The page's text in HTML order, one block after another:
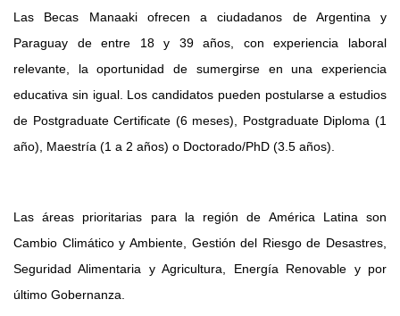
Las Becas Manaaki ofrecen a ciudadanos de Argentina y
Paraguay de entre 18 y 39 años, con experiencia laboral
relevante, la oportunidad de sumergirse en una experiencia
educativa sin igual. Los candidatos pueden postularse a estudios
de Postgraduate Certificate (6 meses), Postgraduate Diploma (1
año), Maestría (1 a 2 años) o Doctorado/PhD (3.5 años).
Las áreas prioritarias para la región de América Latina son
Cambio Climático y Ambiente, Gestión del Riesgo de Desastres,
Seguridad Alimentaria y Agricultura, Energía Renovable y por
último Gobernanza.